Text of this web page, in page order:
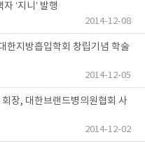
‘지니’ 발행
2014-12-08
한지방흡입학회 창립기념 학술
2014-12-05
장, 대한브랜드병의원협회 사
2014-12-02